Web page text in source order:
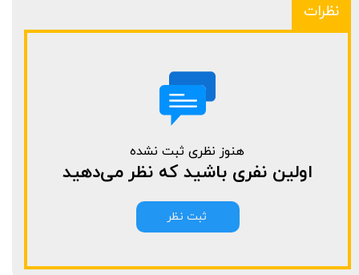
نظرات
هنوز نظری ثبت نشده
اولین نفری باشید که نظر می‌دهید
ثبت نظر